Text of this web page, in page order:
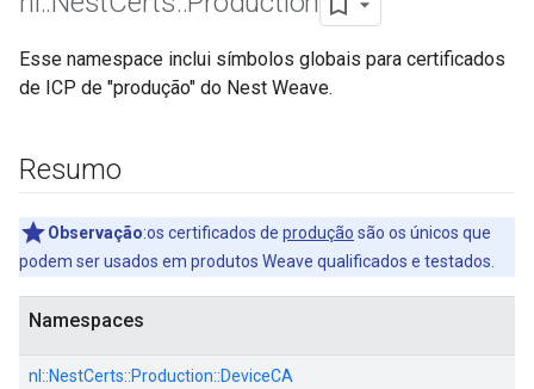
Esse namespace inclui símbolos globais para certificados
de ICP de "produção" do Nest Weave.
Resumo
Observação:os certificados de produção são os únicos que
podem ser usados em produtos Weave qualificados e testados.
Namespaces
nl::NestCerts::Production::DeviceCA